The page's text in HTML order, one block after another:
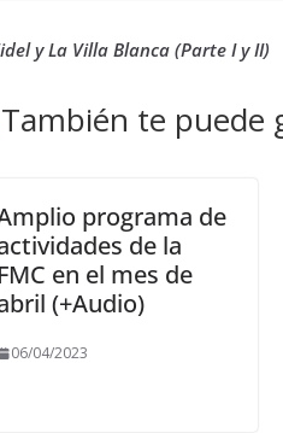
y La Villa Blanca (Parte I y II)
También te puede
programa de
de la
FMC en el mes de
(+Audio)
06/04/2023